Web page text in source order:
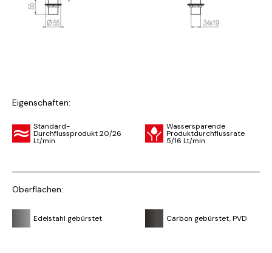
Eigenschaften:
Standard-
Durchflussprodukt 20/26
Lt/min
Wassersparende
Produktdurchflussrate
5/16 Lt/min
Oberflächen:
Edelstahl gebürstet Carbon gebürstet, PVD